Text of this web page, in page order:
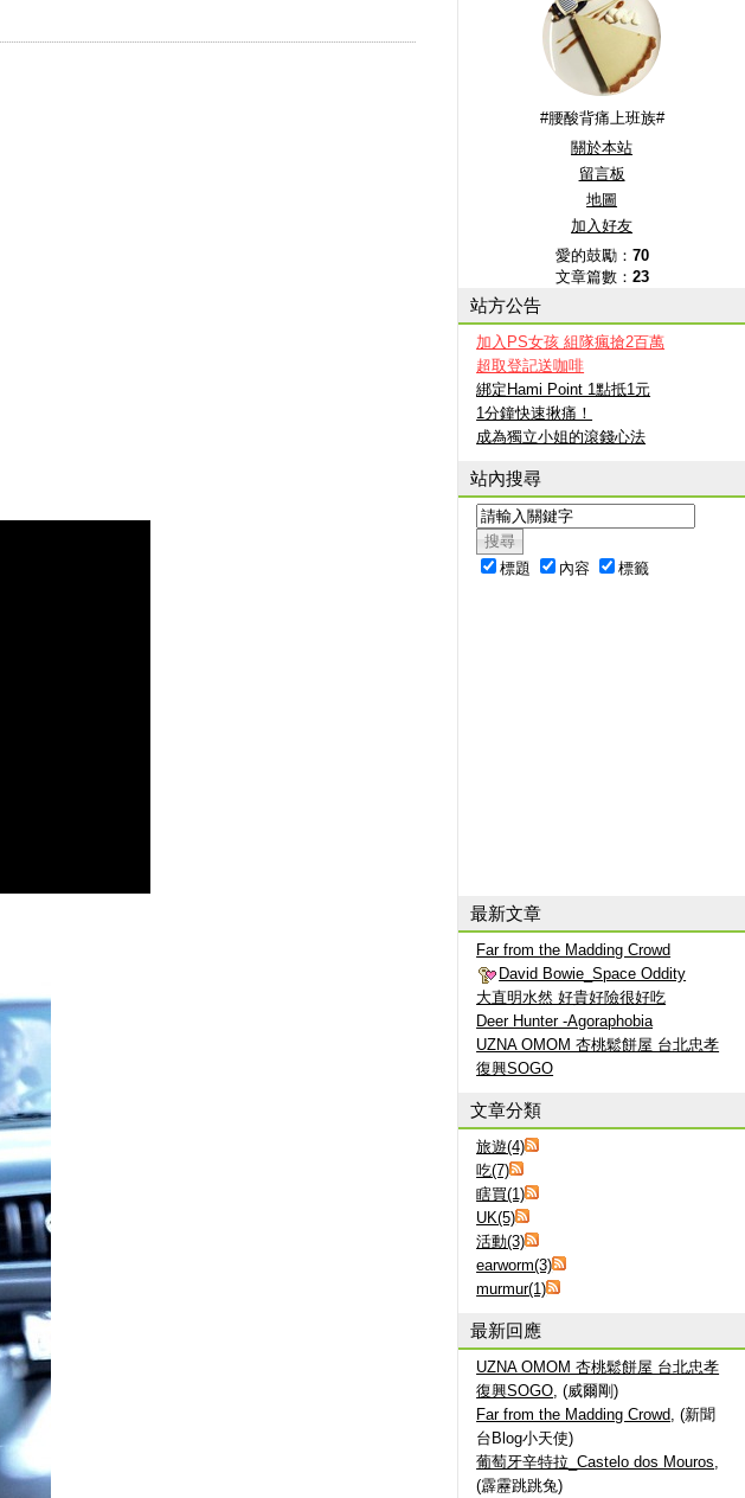
#腰酸背痛上班族#
關於本站
留言板
地圖
加入好友
愛的鼓勵： 70
文章篇數： 23
站方公告
加入PS女孩 組隊瘋搶2百萬
超取登記送咖啡
綁定Hami Point 1點抵1元
1分鐘快速揪痛！
成為獨立小姐的滾錢心法
站內搜尋
標題 內容 標籤
最新文章
Far from the Madding Crowd
David Bowie_Space Oddity
大直明水然 好貴好險很好吃
Deer Hunter -Agoraphobia
UZNA OMOM 杏桃鬆餅屋 台北忠孝
復興SOGO
文章分類
旅遊(4)
吃(7)
瞎買(1)
UK(5)
活動(3)
earworm(3)
murmur(1)
最新回應
UZNA OMOM 杏桃鬆餅屋 台北忠孝
復興SOGO, (威爾剛)
Far from the Madding Crowd, (新聞
台Blog小天使)
葡萄牙辛特拉_Castelo dos Mouros,
(霹靂跳跳兔)